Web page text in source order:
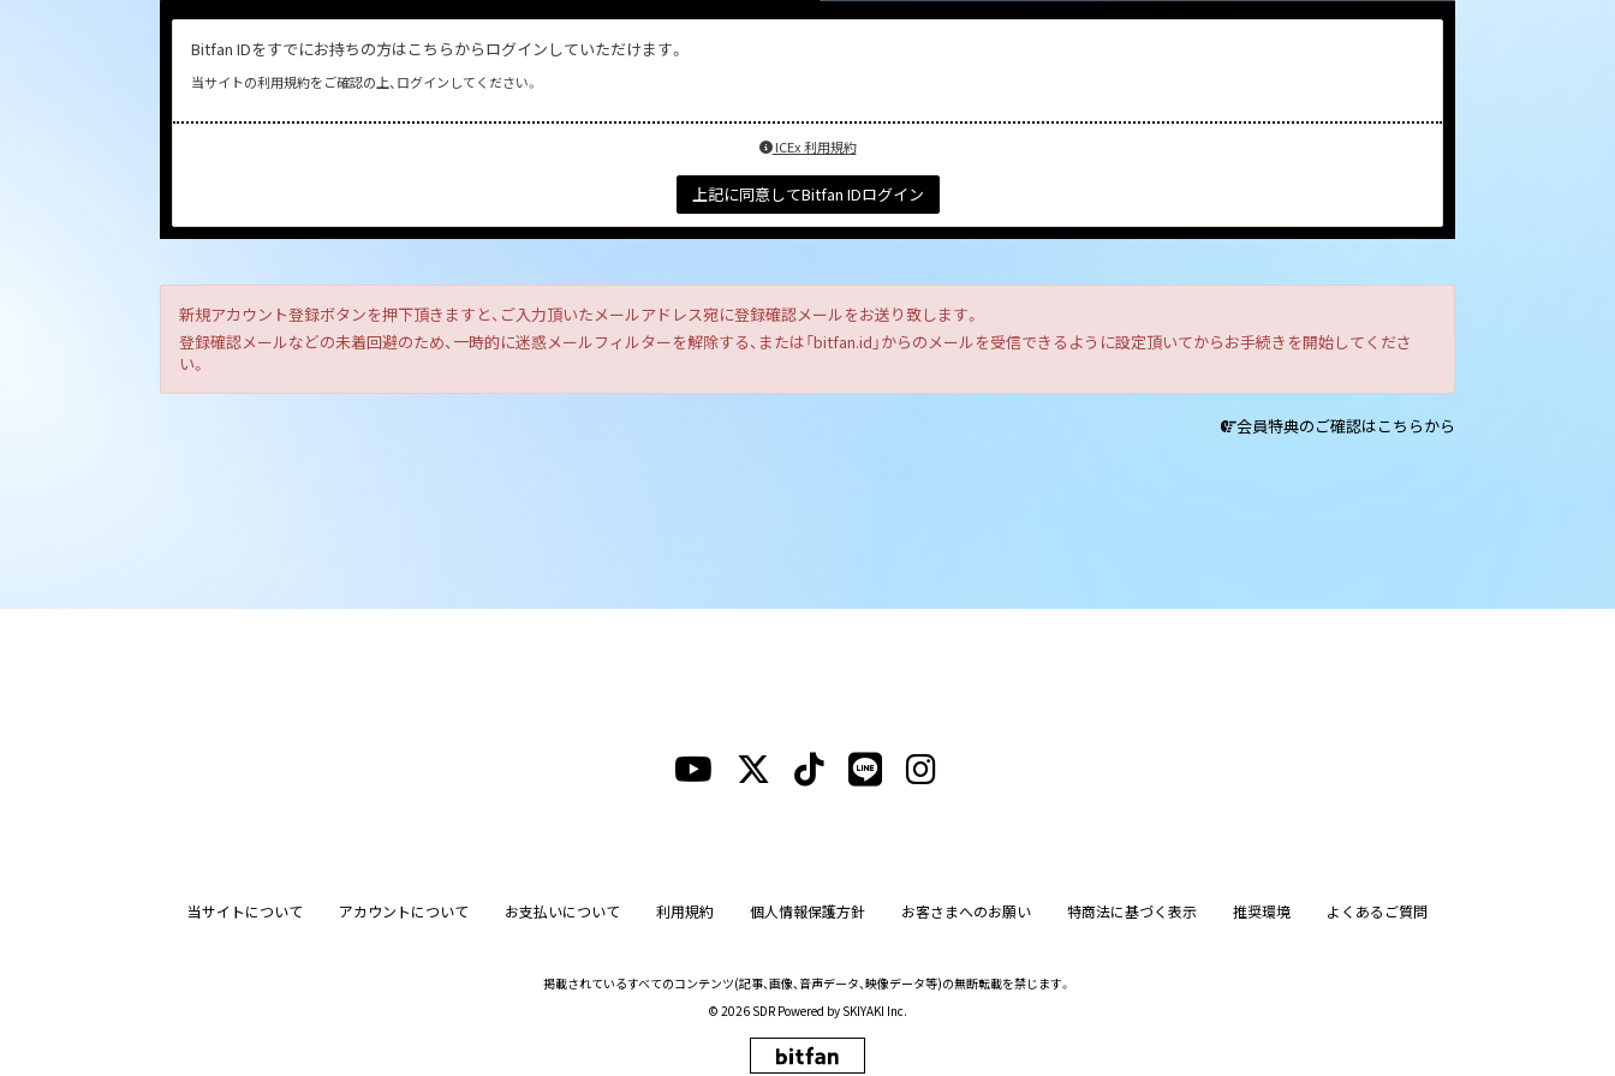
Bitfan IDをすでにお持ちの方はこちらからログインしていただけます。
当サイトの利用規約をご確認の上、ログインしてください。
ICEx 利用規約
上記に同意してBitfan IDログイン
新規アカウント登録ボタンを押下頂きますと、ご入力頂いたメールアドレス宛に登録確認メールをお送り致します。
登録確認メールなどの未着回避のため、一時的に迷惑メールフィルターを解除する、または「bitfan.id」からのメールを受信できるように設定頂いてからお手続きを開始してくださ
い。
会員特典のご確認はこちらから
当サイトについて アカウントについて お支払いについて 利用規約 個人情報保護方針 お客さまへのお願い 特商法に基づく表示 推奨環境 よくあるご質問
掲載されているすべてのコンテンツ(記事、画像、音声データ、映像データ等)の無断転載を禁じます。
© 2026 SDR Powered by SKIYAKI Inc.